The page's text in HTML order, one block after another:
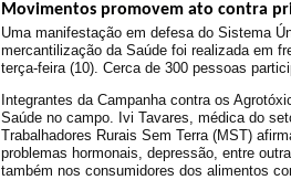
Movimentos promovem ato contra
Uma manifestação em defesa do Sistema
mercantilização da Saúde foi realizada em
terça-feira (10). Cerca de 300 pessoas
Integrantes da Campanha contra os
Saúde no campo. Ivi Tavares, médica do
Trabalhadores Rurais Sem Terra (MST)
problemas hormonais, depressão, entre
também nos consumidores dos alimentos